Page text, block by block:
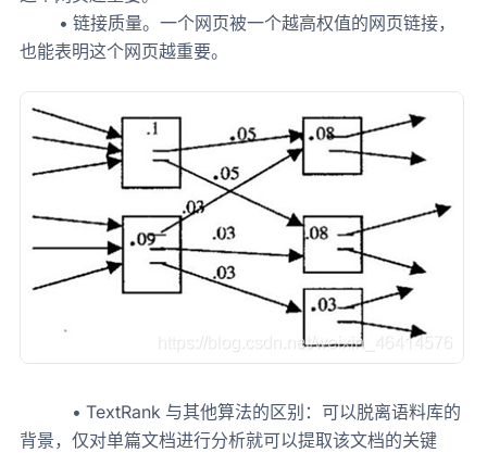
• 链接质量。一个网页被一个越高权值的网页链接，
也能表明这个网页越重要。
• TextRank 与其他算法的区别：可以脱离语料库的
背景，仅对单篇文档进行分析就可以提取该文档的关键